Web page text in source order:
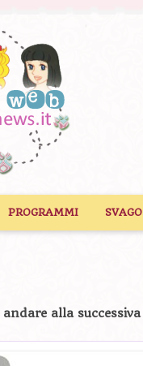
PROGRAMMI SVAGO
alla successiva